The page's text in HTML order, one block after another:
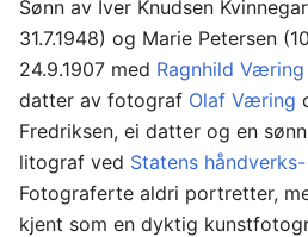
Sønn av Iver Knudsen
31.7.1948) og Marie Petersen
24.9.1907 med Ragnhild Væring
datter av fotograf Olaf Væring
Fredriksen, ei datter og en
litograf ved Statens
Fotograferte aldri portretter,
kjent som en dyktig